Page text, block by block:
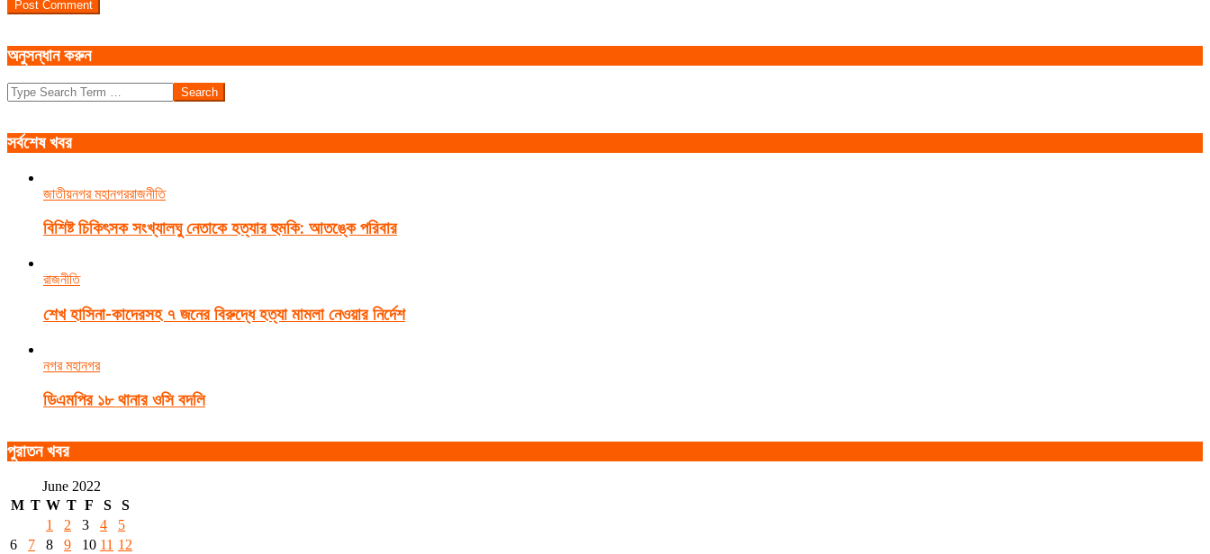
অনুসন্ধান করুন
Search
সর্বশেষ খবর
জাতীয়নগর মহানগররাজনীতি
বিশিষ্ট চিকিৎসক সংখ্যালঘু নেতাকে হত্যার হুমকি: আতঙ্কে পরিবার
রাজনীতি
শেখ হাসিনা-কাদেরসহ ৭ জনের বিরুদ্ধে হত্যা মামলা নেওয়ার নির্দেশ
নগর মহানগর
ডিএমপির ১৮ থানার ওসি বদলি
পুরাতন খবর
June 2022
M T W T F S
S
1
2 3 4
5
6
7 8 9 10 11 12